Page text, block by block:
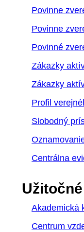
Povinne
Povinne
Povinné
Zákazky
Zákazky
Profil
Slobodný
Centrálna
Akademická
Centrum